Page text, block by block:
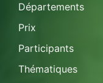
Départements
Prix
Participants
Thématiques